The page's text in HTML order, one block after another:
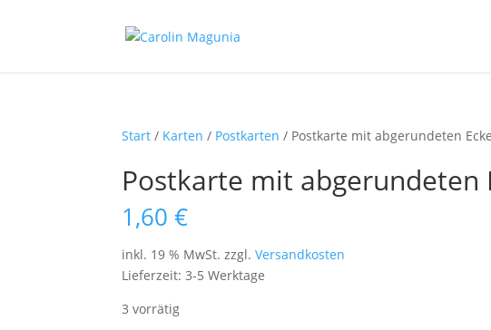
Start / Karten / Postkarten / Postkarte mit abgerundeten
Postkarte mit abgerundeten
1,60€
inkl. 19 % MwSt. zzgl.Versandkosten
Lieferzeit:3-5 Werktage
3 vorrätig